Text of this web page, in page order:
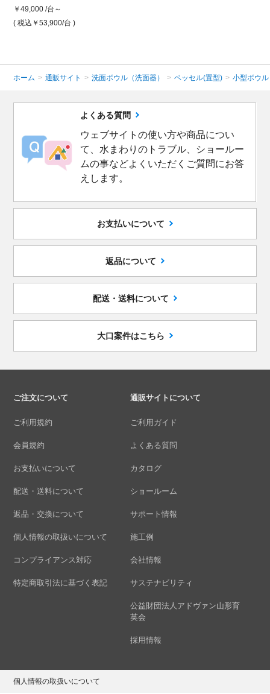
￥49,000 /台～
( 税込￥53,900/台 )
ホーム > 通販サイト > 洗面ボウル（洗面器） > ベッセル(置型) > 小型ボウル
よくある質問
ウェブサイトの使い方や商品につい
て、水まわりのトラブル、ショールー
ムの事などよくいただくご質問にお答
えします。
お支払いについて
返品について
配送・送料について
大口案件はこちら
ご注文について
ご利用規約
会員規約
お支払いについて
配送・送料について
返品・交換について
個人情報の取扱いについて
コンプライアンス対応
特定商取引法に基づく表記
通販サイトについて
ご利用ガイド
よくある質問
カタログ
ショールーム
サポート情報
施工例
会社情報
サステナビリティ
公益財団法人アドヴァン山形育
英会
採用情報
個人情報の取扱いについて